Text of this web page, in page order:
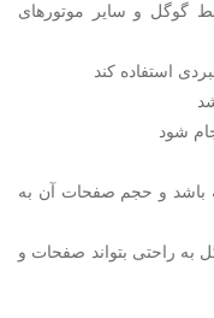
گوگل و سایر موتورهای
استفاده کند
شود
باشد و حجم صفحات آن به
به راحتی بتواند صفحات و